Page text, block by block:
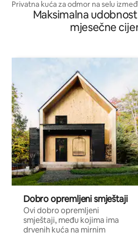
Privatna kuća za odmor na selu
Kristianstada
Maksimalna
mjesečne
Dobro opremljeni smještaji
Ovi dobro opremljeni
smještaji, među kojima ima
drvenih kuća na mirnim